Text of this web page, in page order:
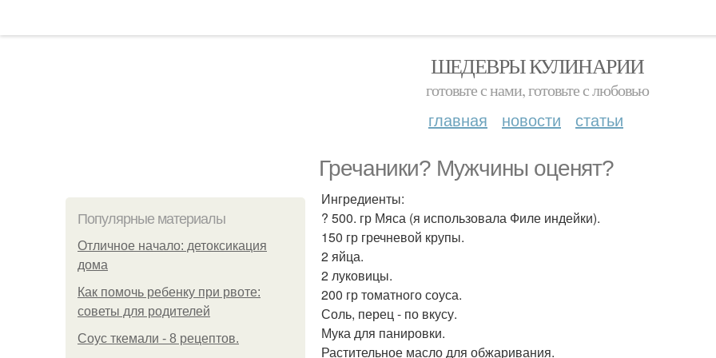
ШЕДЕВРЫ КУЛИНАРИИ
готовьте с нами, готовьте с любовью
главная новости статьи
Гречаники? Мужчины оценят?
Популярные материалы
Отличное начало: детоксикация
дома
Как помочь ребенку при рвоте:
советы для родителей
Соус ткемали - 8 рецептов.
Ингредиенты:
? 500. гр Мяса (я использовала Филе индейки).
150 гр гречневой крупы.
2 яйца.
2 луковицы.
200 гр томатного соуса.
Соль, перец - по вкусу.
Мука для панировки.
Растительное масло для обжаривания.